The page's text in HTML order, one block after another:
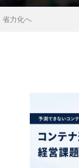
省力化へ